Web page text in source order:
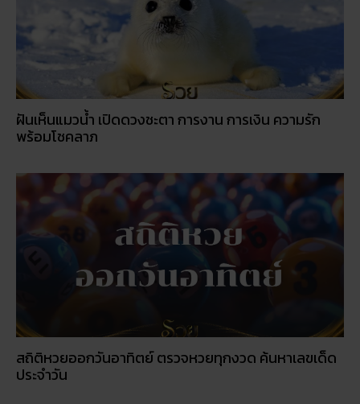
ฝันเห็นแมวน้ำ เปิดดวงชะตา การงาน การเงิน ความรัก
พร้อมโชคลาภ
สถิติหวยออกวันอาทิตย์ ตรวจหวยทุกงวด ค้นหาเลขเด็ด
ประจำวัน